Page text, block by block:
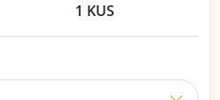
1 KUS